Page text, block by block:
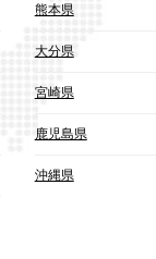
熊本県
大分県
宮崎県
鹿児島県
沖縄県